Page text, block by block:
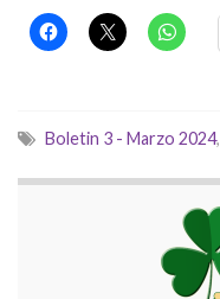
Boletin 3 - Marzo 2024,